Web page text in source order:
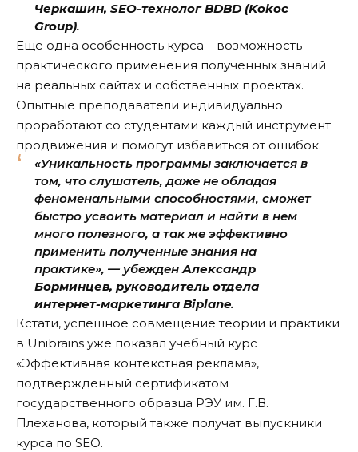
Черкашин, SEO-технолог BDBD (Kokoc
Group).
Еще одна особенность курса – возможность
практического применения полученных знаний
на реальных сайтах и собственных проектах.
Опытные преподаватели индивидуально
проработают со студентами каждый инструмент
продвижения и помогут избавиться от ошибок.
«Уникальность программы заключается в
том, что слушатель, даже не обладая
феноменальными способностями, сможет
быстро усвоить материал и найти в нем
много полезного, а так же эффективно
применить полученные знания на
практике», — убежденАлександр
Борминцев, руководитель отдела
интернет-маркетинга Biplane.
Кстати, успешное совмещение теории и практики
в Unibrains уже показал учебный курс
«Эффективная контекстная реклама»,
подтвержденный сертификатом
государственного образца РЭУ им. Г.В.
Плеханова, который также получат выпускники
курса по SEO.